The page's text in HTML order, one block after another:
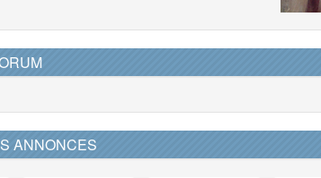
ANNONCES